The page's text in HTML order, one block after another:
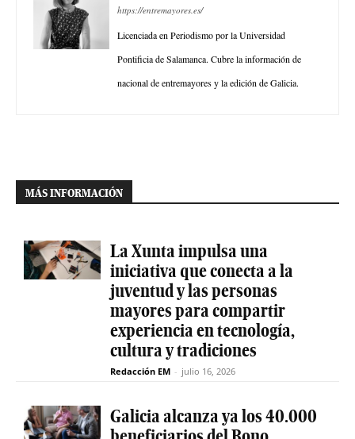
https://entremayores.es/
Licenciada en Periodismo por la Universidad
Pontificia de Salamanca. Cubre la información de
nacional de entremayores y la edición de Galicia.
MÁS INFORMACIÓN
La Xunta impulsa una
iniciativa que conecta a la
juventud y las personas
mayores para compartir
experiencia en tecnología,
cultura y tradiciones
Redacción EM - julio 16, 2026
Galicia alcanza ya los 40.000